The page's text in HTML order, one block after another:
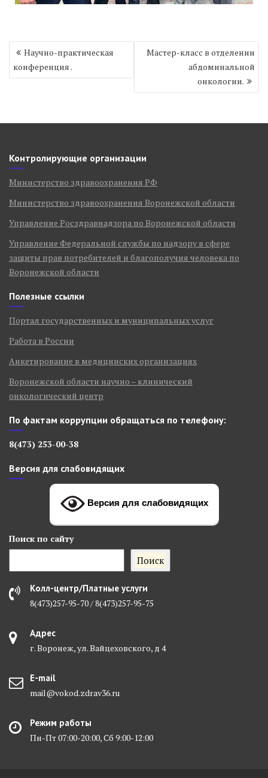
Навигация
по
записям
Научно-практическая
конференция .
Мастер-класс в отделении
абдоминальной
онкологии.
Контролирующие организации
Министерство здравоохранения РФ
Министерство здравоохранения Воронежской области
Управление Росздравнадзора по Воронежской области
Управление Федеральной службы по надзору в сфере
защиты прав потребителей и благополучия человека по
Воронежской области
Полезные ссылки
Портал государственных и муниципальных услуг
Работа в России
Анкетирование в медицинских организациях
Воронежской области научно – клинический
онкологический центр
По фактам коррупции обращаться по телефону:
8(473) 253-00-38
Версия для слабовидящих
Версия для слабовидящих
Поиск по сайту
Поиск
Колл-центр/Платные услуги
8(473)257-95-70 / 8(473)257-95-75
Адрес
г. Воронеж, ул. Вайцеховского, д 4
E-mail
mail@vokod.zdrav36.ru
Режим работы
Пн-Пт 07:00-20:00, Сб 9:00-12:00